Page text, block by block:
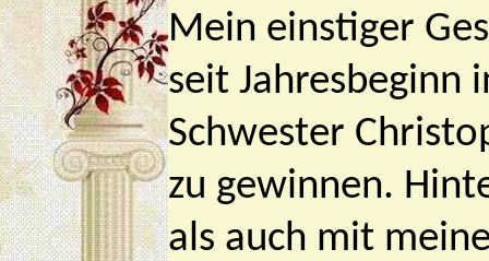
Mein einstiger
seit Jahresbeginn
Schwester
zu gewinnen.
als auch mit